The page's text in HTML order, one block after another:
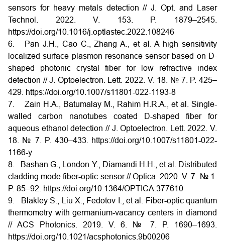
sensors for heavy metals detection // J. Opt. and Laser
Technol. 2022. V. 153. P. 1879–2545.
https://doi.org/10.1016/j.optlastec.2022.108246
6. Pan J.H., Cao C., Zhang A., et al. A high sensitivity
localized surface plasmon resonance sensor based on D-
shaped photonic crystal fiber for low refractive index
detection // J. Optoelectron. Lett. 2022. V. 18. № 7. P. 425–
429. https://doi.org/10.1007/s11801-022-1193-8
7. Zain H.A., Batumalay M., Rahim H.R.A., et al. Single-
walled carbon nanotubes coated D-shaped fiber for
aqueous ethanol detection // J. Optoelectron. Lett. 2022. V.
18. № 7. P. 430–433. https://doi.org/10.1007/s11801-022-
1166-y
8. Bashan G., London Y., Diamandi H.H., et al. Distributed
cladding mode fiber-optic sensor // Optica. 2020. V. 7. № 1.
P. 85–92. https://doi.org/10.1364/OPTICA.377610
9. Blakley S., Liu X., Fedotov I., et al. Fiber-optic quantum
thermometry with germanium-vacancy centers in diamond
// ACS Photonics. 2019. V. 6. № 7. P. 1690–1693.
https://doi.org/10.1021/acsphotonics.9b00206